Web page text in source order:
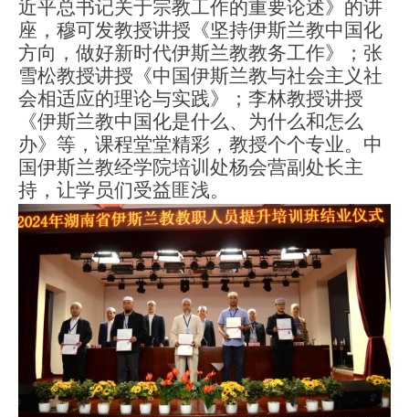
近平总书记关于宗教工作的重要论述》的讲
座，穆可发教授讲授《坚持伊斯兰教中国化
方向，做好新时代伊斯兰教教务工作》；张
雪松教授讲授《中国伊斯兰教与社会主义社
会相适应的理论与实践》；李林教授讲授
《伊斯兰教中国化是什么、为什么和怎么
办》等，课程堂堂精彩，教授个个专业。中
国伊斯兰教经学院培训处杨会营副处长主
持 ， 让学员们受益匪浅。